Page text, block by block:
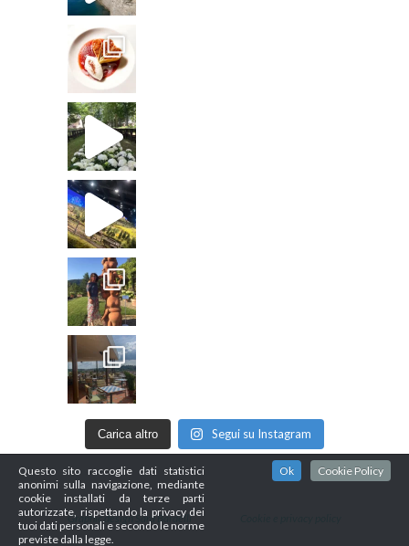
Carica altro Segui su Instagram
Graphic design Sara Bardelli
Questo sito raccoglie dati statistici
anonimi sulla navigazione, mediante
cookie installati da terze parti
autorizzate, rispettando la privacy dei
tuoi dati personali e secondo le norme
previste dalla legge.
Ok Cookie Policy